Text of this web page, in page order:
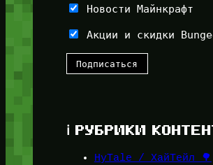
Новости Майнкрафт
Акции и скидки
ℹ️ РУБРИКИ
HyTale / ХайТейл 🌳